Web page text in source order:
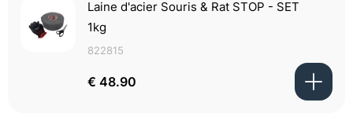
Laine d'acier Souris & Rat STOP - SET
1kg
822815
€ 48.90